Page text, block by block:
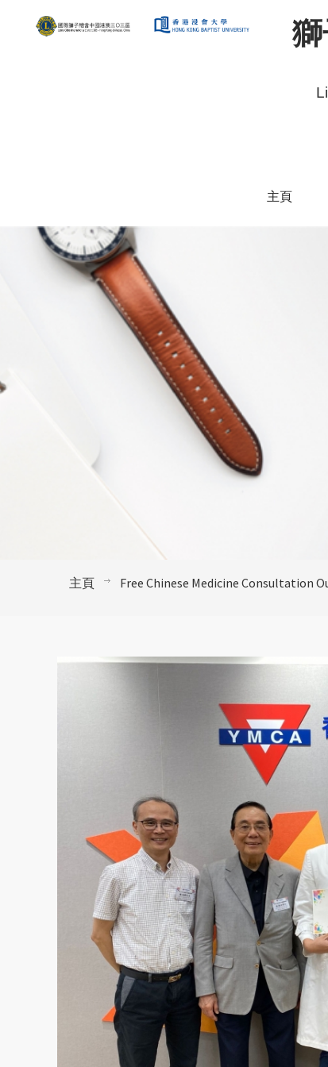
主頁
主頁 Free Chinese Medicine Consultation